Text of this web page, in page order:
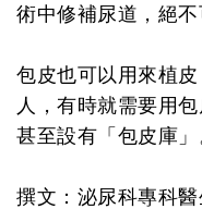
術中修補尿道，絕不
包皮也可以用來植
人，有時就需要用
甚至設有「包皮庫」
撰文：泌尿科專科